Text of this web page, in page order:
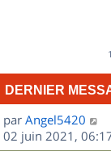
DERNIER
D
e
r
par Angel5420
02 juin 2021,